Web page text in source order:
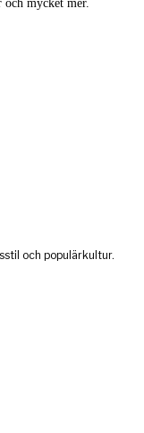
mycket mer.
och populärkultur.